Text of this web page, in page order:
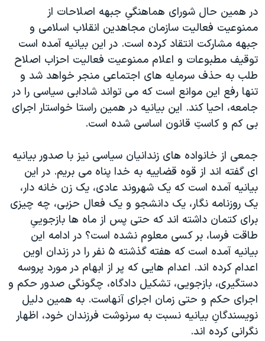
در همين حال شورای هماهنگیِ جبهه اصلاحات از
ممنوعيت فعاليت سازمان مجاهدين انقلاب اسلامی و
جبهه مشارکت انتقاد کرده است. در اين بيانيه آمده است
توقيف مطبوعات و اعلام ممنوعيت فعاليت احزاب اصلاح
طلب به حذف سرمايه های اجتماعی منجر خواهد شد و
تنها رفع اين موانع است که می تواند شادابی سياسی را در
جامعه، احيا کند. اين بيانيه در همين راستا خواستار اجرای
بی کم و کاستِ قانون اساسی شده است.
جمعی از خانواده های زندانيان سياسی نيز با صدور بيانيه
ای گفته اند از قوه قضاييه به خدا پناه می بريم. در اين
بيانيه آمده است که يک شهروند عادی، يک زن خانه دار،
يک روزنامه نگار، يک دانشجو و يک فعال حزبی، چه چيزی
برای کتمان داشته اند که حتی پس از ماه ها بازجويیِ
طاقت فرسا، بر کسی معلوم نشده است؟ در ادامه اين
بيانيه آمده است که هفته گذشته ۵ نفر را در زندان اوين
اعدام کرده اند. اعدام هايی که پر از ابهام در مورد پروسه
دستگيری، بازجويی، تشکيل دادگاه، چگونگی صدور حکم و
اجرای حکم و حتی زمان اجرای آنهاست. به همين دليل
نويسندگانِ بيانيه نسبت به سرنوشت فرزندان خود، اظهار
نگرانی کرده اند.